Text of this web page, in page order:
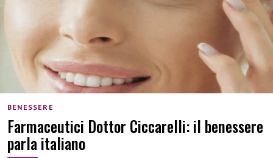
BENESSERE
Farmaceutici Dottor Ciccarelli: il benessere
parla italiano